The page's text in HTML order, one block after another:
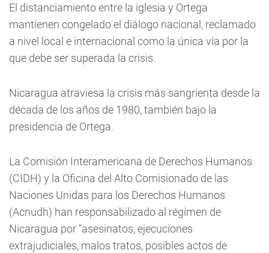
El distanciamiento entre la iglesia y Ortega
mantienen congelado el diálogo nacional, reclamado
a nivel local e internacional como la única vía por la
que debe ser superada la crisis.
Nicaragua atraviesa la crisis más sangrienta desde la
década de los años de 1980, también bajo la
presidencia de Ortega.
La Comisión Interamericana de Derechos Humanos
(CIDH) y la Oficina del Alto Comisionado de las
Naciones Unidas para los Derechos Humanos
(Acnudh) han responsabilizado al régimen de
Nicaragua por "asesinatos, ejecuciones
extrajudiciales, malos tratos, posibles actos de